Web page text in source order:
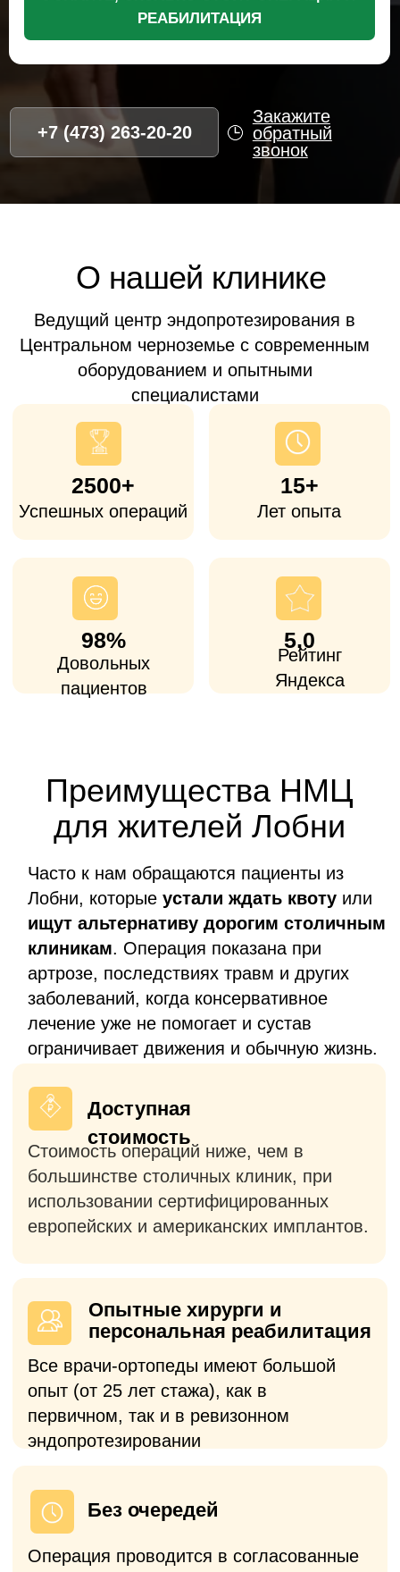
Центральном черноземье с современным
оборудованием и опытными
Лет опыта
15+
Успешных операций
2500+
Преимущества НМЦ
для жителей Лобни
Предусмотрена возможность
бесплатной госпитализации в
комфортабельную палату на кануне
операции
Госпитализация
накануне — бесплатно
Операция проводится в согласованные
сроки без долгого ожидания, в отличие
от клиник столицы выполняющих
операции по ОМС или квоте (ВМП).
Без очередей
Лобни, которыеустали ждать квотуили
ищут альтернативу дорогим столичным
. Операция показана при
артрозе, последствиях травм и других
заболеваний, когда консервативное
лечение уже не помогает и сустав
ограничивает движения и обычную жизнь.
Стоимость операций ниже, чем в
большинстве столичных клиник, при
использовании сертифицированных
европейских и американских имплантов.
Доступная
стоимость
С вами на связи наши врачи, а все
вопросы по госпитализации курирует
эндопротезировании
Опытные хирурги и
Используем только
многолетним опытом использования в
эффективностью.
Европейские
импланты
Выберете формат консультации в
зависимости от ваших потребностей
Платный прием